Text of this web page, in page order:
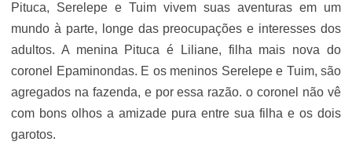
Pituca, Serelepe e Tuim vivem suas aventuras em um
mundo à parte, longe das preocupações e interesses dos
adultos. A menina Pituca é Liliane, filha mais nova do
coronel Epaminondas. E os meninos Serelepe e Tuim, são
agregados na fazenda, e por essa razão. o coronel não vê
com bons olhos a amizade pura entre sua filha e os dois
garotos.